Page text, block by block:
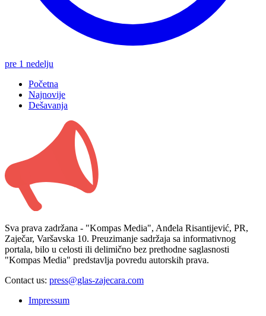
pre 1 nedelju
Početna
Najnovije
Dešavanja
Sva prava zadržana - "Kompas Media", Anđela Risantijević, PR,
Zaječar, Varšavska 10. Preuzimanje sadržaja sa informativnog
portala, bilo u celosti ili delimično bez prethodne saglasnosti
"Kompas Media" predstavlja povredu autorskih prava.
Contact us: press@glas-zajecara.com
Impressum